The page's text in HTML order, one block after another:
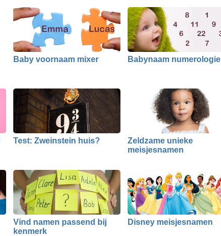
Baby voornaam mixer Babynaam numerologie
Test: Zweinstein huis?
Zeldzame unieke
meisjesnamen
Vind namen passend bij
kenmerk
Disney meisjesnamen